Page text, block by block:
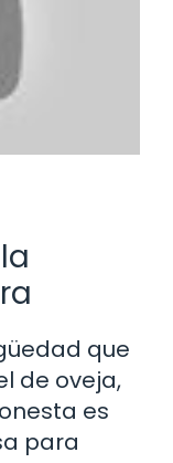
que
de oveja,
es
para